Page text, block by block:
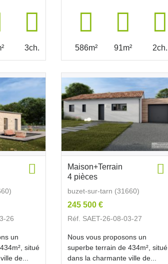
3ch. 586m² 91m² 2ch.
26
un
situé
de...
Maison+Terrain
4 pièces
buzet-sur-tarn (31660)
245 500 €
Réf. SAET-26-08-03-27
Nous vous proposons un
superbe terrain de 434m², situé
dans la charmante ville de...